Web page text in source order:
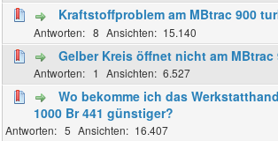
Kraftstoffproblem am MBtrac 900
8 15.140
Gelber Kreis öffnet nicht am MBtrac
1 6.527
Wo bekomme ich das
1000 Br 441 günstiger?
5 16.407